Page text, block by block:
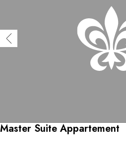
Master Suite Appartement